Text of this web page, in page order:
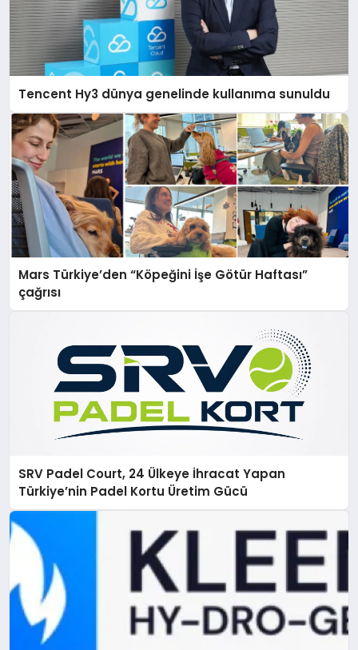
Tencent Hy3 dünya genelinde kullanıma sunuldu
Mars Türkiye’den “Köpeğini İşe Götür Haftası”
çağrısı
SRV Padel Court, 24 Ülkeye İhracat Yapan
Türkiye’nin Padel Kortu Üretim Gücü